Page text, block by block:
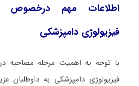
اطلاعات مهم درخصوص
ﻓﻴﺰﻳﻮﻟﻮژی دامپزشکی
با توجه به اهمیت مرحله مصاحبه
ﻓﻴﺰﻳﻮﻟﻮژی دامپزشکی به داوطلبان